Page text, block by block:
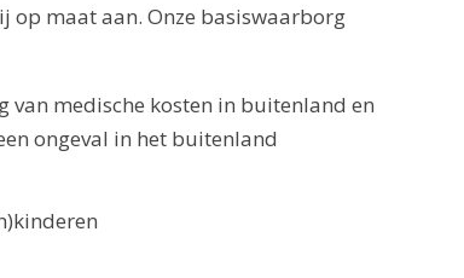
op maat aan. Onze basiswaarborg
van medische kosten in buitenland en
ongeval in het buitenland